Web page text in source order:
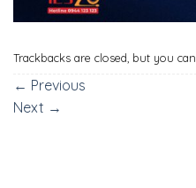
Trackbacks are closed, but you can
← Previous
Next →